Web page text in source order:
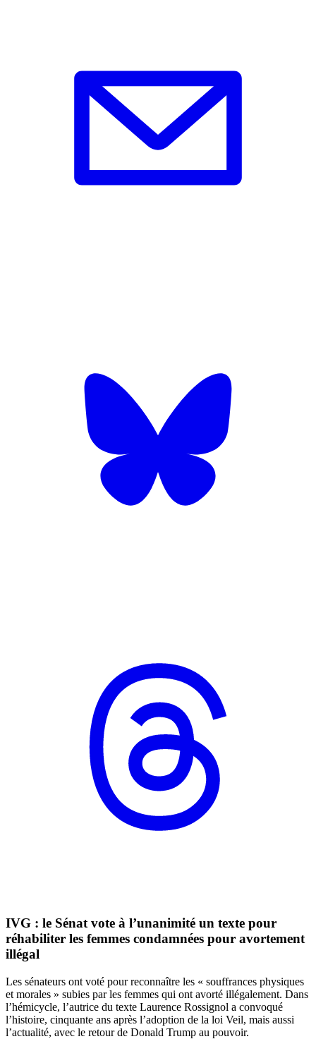
IVG : le Sénat vote à l’unanimité un texte pour
réhabiliter les femmes condamnées pour avortement
illégal
Les sénateurs ont voté pour reconnaître les « souffrances physiques
et morales » subies par les femmes qui ont avorté illégalement. Dans
l’hémicycle, l’autrice du texte Laurence Rossignol a convoqué
l’histoire, cinquante ans après l’adoption de la loi Veil, mais aussi
l’actualité, avec le retour de Donald Trump au pouvoir.